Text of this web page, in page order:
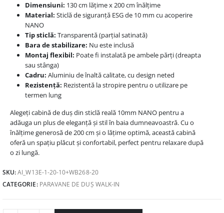
Dimensiuni: 130 cm lățime x 200 cm înălțime
Material: Sticlă de siguranță ESG de 10 mm cu acoperire
NANO
Tip sticlă: Transparentă (parțial satinată)
Bara de stabilizare: Nu este inclusă
Montaj flexibil: Poate fi instalată pe ambele părți (dreapta
sau stânga)
Cadru: Aluminiu de înaltă calitate, cu design neted
Rezistență: Rezistentă la stropire pentru o utilizare pe
termen lung
Alegeți cabină de duș din sticlă reală 10mm NANO pentru a
adăuga un plus de eleganță și stil în baia dumneavoastră. Cu o
înălțime generosă de 200 cm și o lățime optimă, această cabină
oferă un spațiu plăcut și confortabil, perfect pentru relaxare după
o zi lungă.
SKU:AI_W13E-1-20-10+WB268-20
CATEGORIE: PARAVANE DE DUȘ WALK-IN